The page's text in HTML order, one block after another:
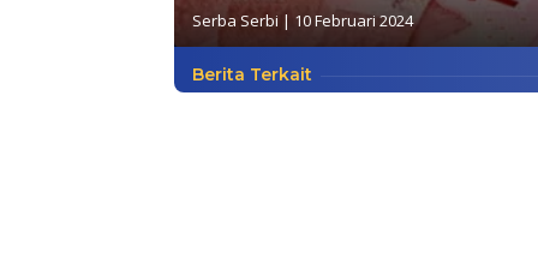
Serba Serbi | 10 Februari 2024
Berita Terkait